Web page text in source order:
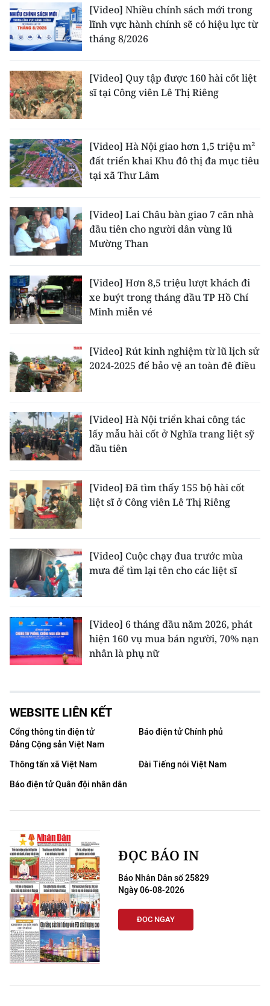
[Video] Nhiều chính sách mới trong
lĩnh vực hành chính sẽ có hiệu lực từ
tháng 8/2026
[Video] Quy tập được 160 hài cốt liệt
sĩ tại Công viên Lê Thị Riêng
[Video] Hà Nội giao hơn 1,5 triệu m²
đất triển khai Khu đô thị đa mục tiêu
tại xã Thư Lâm
[Video] Lai Châu bàn giao 7 căn nhà
đầu tiên cho người dân vùng lũ
Mường Than
[Video] Hơn 8,5 triệu lượt khách đi
xe buýt trong tháng đầu TP Hồ Chí
Minh miễn vé
[Video] Rút kinh nghiệm từ lũ lịch sử
2024-2025 để bảo vệ an toàn đê điều
[Video] Hà Nội triển khai công tác
lấy mẫu hài cốt ở Nghĩa trang liệt sỹ
đầu tiên
[Video] Đã tìm thấy 155 bộ hài cốt
liệt sĩ ở Công viên Lê Thị Riêng
[Video] Cuộc chạy đua trước mùa
mưa để tìm lại tên cho các liệt sĩ
[Video] 6 tháng đầu năm 2026, phát
hiện 160 vụ mua bán người, 70% nạn
nhân là phụ nữ
WEBSITE LIÊN KẾT
Cổng thông tin điện tử
Đảng Cộng sản Việt Nam
Báo điện tử Chính phủ
Thông tấn xã Việt Nam
Đài Tiếng nói Việt Nam
Báo điện tử Quân đội nhân dân
ĐỌC BÁO IN
Báo Nhân Dân số 25829
Ngày 06-08-2026
ĐỌC NGAY